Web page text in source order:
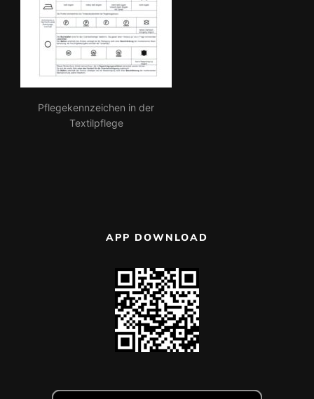
Pflegekennzeichen in der
Textilpflege
APP DOWNLOAD